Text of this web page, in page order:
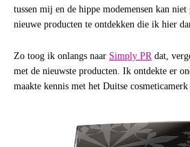
tussen mij en de hippe modemensen kan
nieuwe producten te ontdekken die ik hier
Zo toog ik onlangs naar Simply PR dat,
met de nieuwste producten. Ik ontdekte er
maakte kennis met het Duitse cosmeticamerk